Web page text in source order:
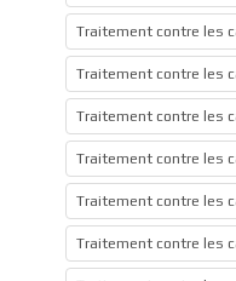
Traitement contre les
Traitement contre les
Traitement contre les
Traitement contre les
Traitement contre les
Traitement contre les